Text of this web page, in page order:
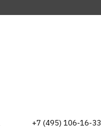
+7 (495) 106-16-33